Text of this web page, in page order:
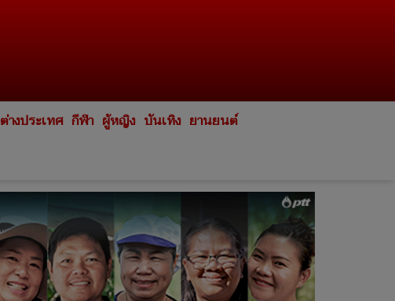
ต่างประเทศ กีฬา ผู้หญิง บันเทิง ยานยนต์